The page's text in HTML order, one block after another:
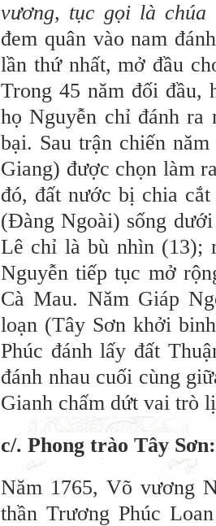
vương, tục gọi là chúa
đem quân vào nam
lần thứ nhất, mở đầu
Trong 45 năm đối đầu,
họ Nguyễn chỉ đánh ra
bại. Sau trận chiến
Giang) được chọn làm
đó, đất nước bị chia
(Đàng Ngoài) sống
Lê chỉ là bù nhìn (13);
Nguyễn tiếp tục mở
Cà Mau. Năm Giáp
loạn (Tây Sơn khởi
Phúc đánh lấy đất
đánh nhau cuối cùng
Gianh chấm dứt vai trò
c/. Phong trào Tây Sơn:
Năm 1765, Võ vương
thần Trương Phúc